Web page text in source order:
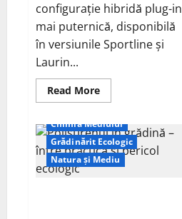
configurație hibridă plug-in
mai puternică, disponibilă
în versiunile Sportline și
Laurin...
Read MoreRead
more
Superb 2.0
TSI configurație
hibridă
plug-
in
Agricultura Ecologică
Agricultură Sustenabilă
Chimia Mediului
Grădinărit Ecologic
Natura și Mediu